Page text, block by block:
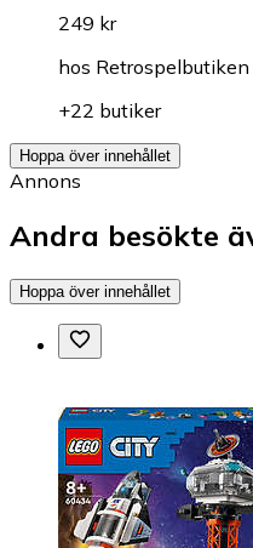
249 kr
hos Retrospelbutiken
+22 butiker
Hoppa över innehållet
Annons
Andra besökte
Hoppa över innehållet